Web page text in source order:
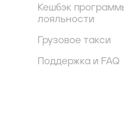
Кешбэк
лояльности
Грузовое такси
Поддержка и FAQ